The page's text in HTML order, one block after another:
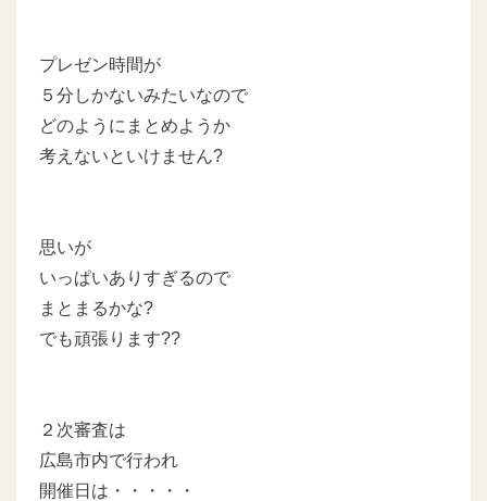
プレゼン時間が
５分しかないみたいなので
どのようにまとめようか
考えないといけません?
思いが
いっぱいありすぎるので
まとまるかな?
でも頑張ります??
２次審査は
広島市内で行われ
開催日は・・・・・